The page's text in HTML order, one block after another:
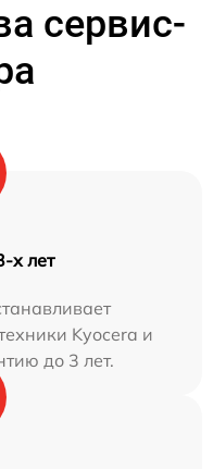
сервис-
х лет
Kyocera и
до 3 лет.